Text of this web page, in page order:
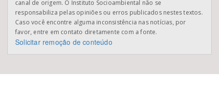
canal de origem. O Instituto Socioambiental não se
responsabiliza pelas opiniões ou erros publicados nestes textos.
Caso você encontre alguma inconsistência nas notícias, por
favor, entre em contato diretamente com a fonte.
Solicitar remoção de conteúdo